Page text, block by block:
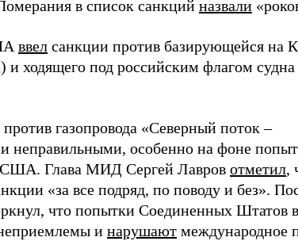
в список санкций назвали
ввел санкции против базирующейся на
и ходящего под российским флагом
газопровода «Северный поток –
неправильными, особенно на фоне
США. Глава МИД Сергей Лавров отметил,
«за все подряд, по поводу и без».
что попытки Соединенных Штатов
и нарушают международное